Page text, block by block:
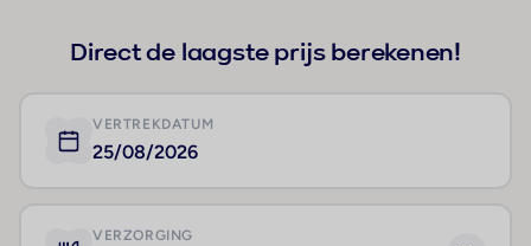
Direct de laagste prijs berekenen!
VERTREKDATUM
25/08/2026
VERZORGING